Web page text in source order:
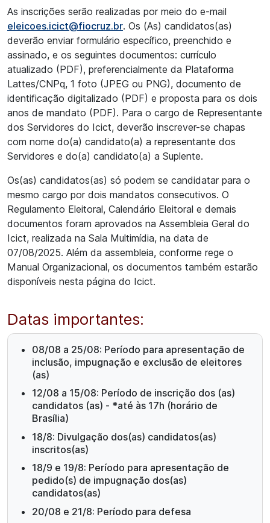
As inscrições serão realizadas por meio do e-mail
eleicoes.icict@fiocruz.br. Os (As) candidatos(as)
deverão enviar formulário específico, preenchido e
assinado, e os seguintes documentos: currículo
atualizado (PDF), preferencialmente da Plataforma
Lattes/CNPq, 1 foto (JPEG ou PNG), documento de
identificação digitalizado (PDF) e proposta para os dois
anos de mandato (PDF). Para o cargo de Representante
dos Servidores do Icict, deverão inscrever-se chapas
com nome do(a) candidato(a) a representante dos
Servidores e do(a) candidato(a) a Suplente.
Os(as) candidatos(as) só podem se candidatar para o
mesmo cargo por dois mandatos consecutivos. O
Regulamento Eleitoral, Calendário Eleitoral e demais
documentos foram aprovados na Assembleia Geral do
Icict, realizada na Sala Multimídia, na data de
07/08/2025. Além da assembleia, conforme rege o
Manual Organizacional, os documentos também estarão
disponíveis nesta página do Icict.
Datas importantes:
08/08 a 25/08: Período para apresentação de
inclusão, impugnação e exclusão de eleitores
(as)
12/08 a 15/08: Período de inscrição dos (as)
candidatos (as) - *até às 17h (horário de
Brasília)
18/8: Divulgação dos(as) candidatos(as)
inscritos(as)
18/9 e 19/8: Período para apresentação de
pedido(s) de impugnação dos(as)
candidatos(as)
20/08 e 21/8: Período para defesa